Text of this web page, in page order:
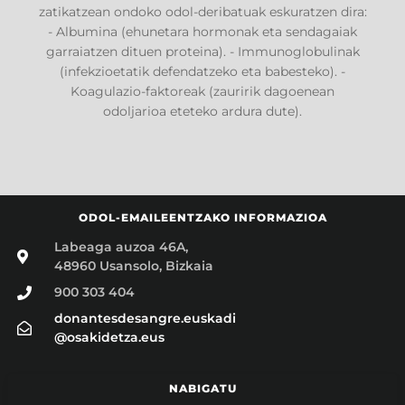
zatikatzean ondoko odol-deribatuak eskuratzen dira:
- Albumina (ehunetara hormonak eta sendagaiak
garraiatzen dituen proteina). - Immunoglobulinak
(infekzioetatik defendatzeko eta babesteko). -
Koagulazio-faktoreak (zauririk dagoenean
odoljarioa eteteko ardura dute).
ODOL-EMAILEENTZAKO INFORMAZIOA
Labeaga auzoa 46A,
48960 Usansolo, Bizkaia
900 303 404
donantesdesangre.euskadi
@osakidetza.eus
NABIGATU